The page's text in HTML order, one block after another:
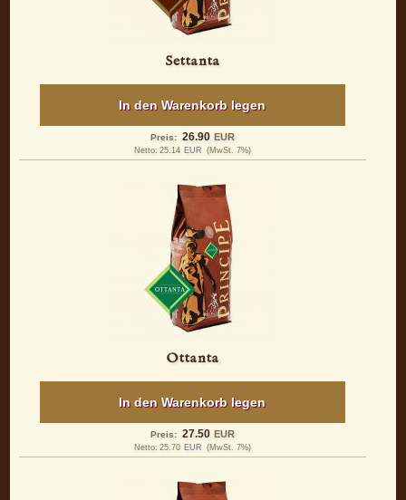
Settanta
In den Warenkorb legen
Preis: 26.90 EUR
Netto: 25.14 EUR (MwSt. 7%)
Ottanta
In den Warenkorb legen
Preis: 27.50 EUR
Netto: 25.70 EUR (MwSt. 7%)